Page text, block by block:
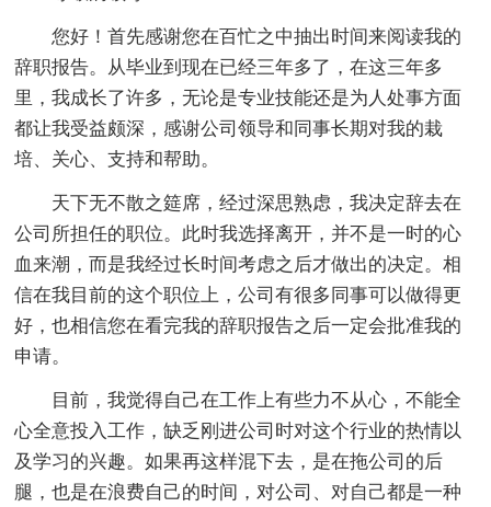
您好！首先感谢您在百忙之中抽出时间来阅读我的
辞职报告。从毕业到现在已经三年多了，在这三年多
里，我成长了许多，无论是专业技能还是为人处事方面
都让我受益颇深，感谢公司领导和同事长期对我的栽
培、关心、支持和帮助。
天下无不散之筵席，经过深思熟虑，我决定辞去在
公司所担任的职位。此时我选择离开，并不是一时的心
血来潮，而是我经过长时间考虑之后才做出的决定。相
信在我目前的这个职位上，公司有很多同事可以做得更
好，也相信您在看完我的辞职报告之后一定会批准我的
申请。
目前，我觉得自己在工作上有些力不从心，不能全
心全意投入工作，缺乏刚进公司时对这个行业的热情以
及学习的兴趣。如果再这样混下去，是在拖公司的后
腿，也是在浪费自己的时间，对公司、对自己都是一种